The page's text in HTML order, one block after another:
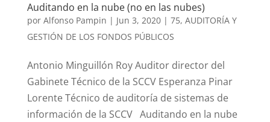
Auditando en la nube (no en las nubes)
por Alfonso Pampin | Jun 3, 2020| 75, AUDITORÍA Y
GESTIÓN DE LOS FONDOS PÚBLICOS
Antonio Minguillón Roy Auditor director del
Gabinete Técnico de la SCCV Esperanza Pinar
Lorente Técnico de auditoría de sistemas de
información de la SCCV Auditando en la nube